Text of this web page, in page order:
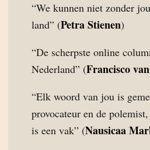
“We kunnen niet zonder
land” (Petra Stienen)
“De scherpste online
Nederland” (Francisco
“Elk woord van jou is
provocateur en de
is een vak” (Nausicaa